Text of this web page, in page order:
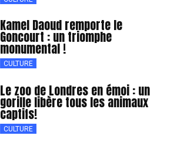
Kamel Daoud remporte le
Goncourt : un triomphe
monumental !
CULTURE
Le zoo de Londres en émoi : un
gorille libère tous les animaux
captifs!
CULTURE